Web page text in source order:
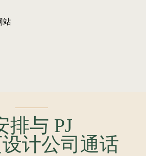
排与 PJ
计公司通话